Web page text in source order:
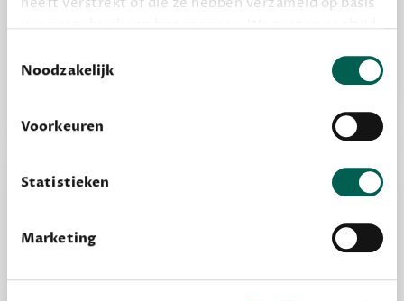
grondslag gebeurt, en er niet onnodig data van je
wordt verwerkt. Gevoelige persoonsgegevens delen
Noodzakelijk
Voorkeuren
Statistieken
Marketing
kijken of het zou bevallen (maar dit hoeft niet)